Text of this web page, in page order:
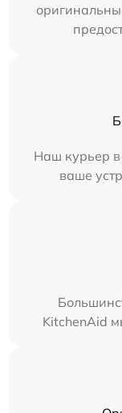
Наш курьер в
ваше
KitchenAid